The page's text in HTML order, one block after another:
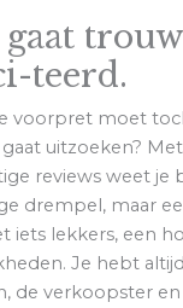
teerd.
voorpret moet
uitzoeken?
reviews weet je
drempel, maar
iets lekkers, een
Je hebt
de verkoopster en